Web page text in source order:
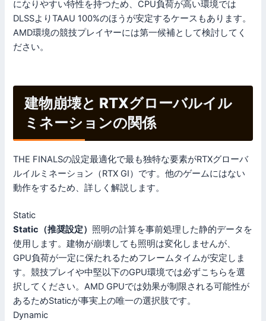
になりやすい特性を持つため、CPU負荷が高い環境では
DLSSよりTAAU 100%のほうが安定するケースもあります。
AMD環境の競技プレイヤーには第一候補として検討してく
ださい。
建物崩壊と RTXグローバルイル
ミネーションの関係
THE FINALSの設定最適化で最も独特な要素がRTXグローバ
ルイルミネーション（RTX GI）です。他のゲームにはない
動作をするため、詳しく解説します。
Static
Static（推奨設定） 照明の計算を事前処理した静的データを
使用します。建物が崩壊しても照明は変化しませんが、
GPU負荷が一定に保たれるためフレームタイムが安定しま
す。競技プレイや中堅以下のGPU環境では必ずこちらを選
択してください。AMD GPUでは効果が制限される可能性が
あるためStaticが事実上の唯一の選択肢です。
Dynamic